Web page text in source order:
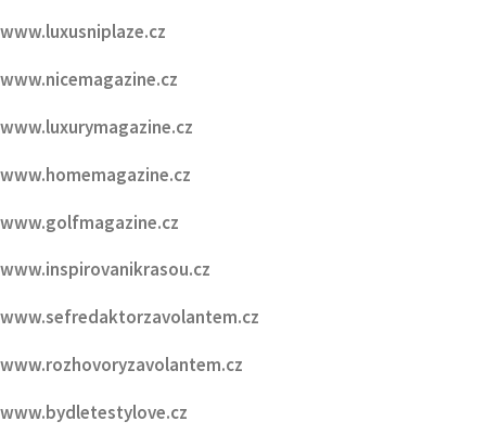
www.luxurymagazine.cz
www.homemagazine.cz
www.golfmagazine.cz
www.inspirovanikrasou.cz
www.sefredaktorzavolantem.cz
www.rozhovoryzavolantem.cz
www.bydletestylove.cz
www.snehovyservis.cz
www.nejlepsikavarny.cz